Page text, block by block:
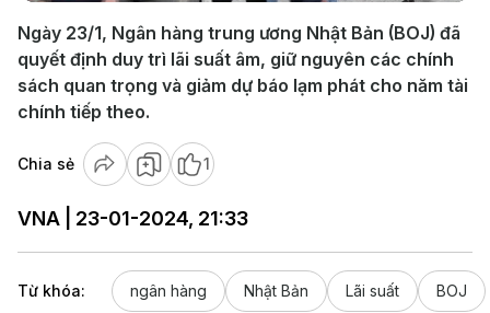
Ngày 23/1, Ngân hàng trung ương Nhật Bản (BOJ) đã
quyết định duy trì lãi suất âm, giữ nguyên các chính
sách quan trọng và giảm dự báo lạm phát cho năm tài
chính tiếp theo.
Chia sẻ 1
VNA | 23-01-2024, 21:33
Từ khóa: ngân hàng Nhật Bản Lãi suất BOJ